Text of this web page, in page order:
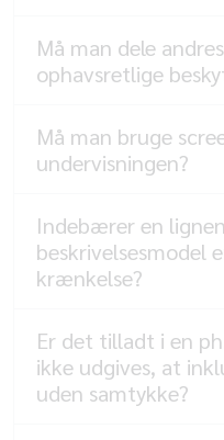
Må man dele
ophavsretlige
Må man bruge
undervisningen?
Indebærer en
beskrivelsesmodel
krænkelse?
Er det tilladt i en
ikke udgives, at
uden samtykke?